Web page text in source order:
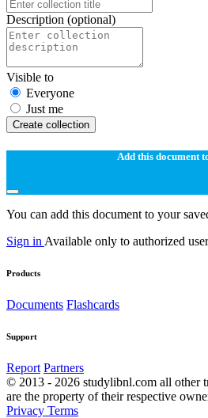
Description (optional)
Visible to
Everyone
Just me
Create collection
Add this document
You can add this document to your
Sign in Available only to authorized
Products
Documents Flashcards
Support
Report Partners
© 2013 - 2026 studylibnl.com all other
are the property of their respective
Privacy Terms